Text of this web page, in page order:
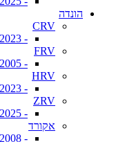
הונדה
CRV
- 2017-2023
FRV
- 2005+
HRV
- 2023+
ZRV
- 2025+
אקורד
- 2003-2008